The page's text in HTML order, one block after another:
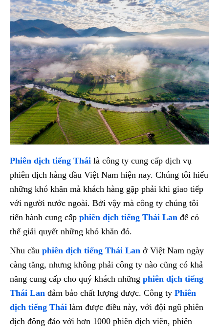
Phiên dịch tiếng Thái là công ty cung cấp dịch vụ
phiên dịch hàng đầu Việt Nam hiện nay. Chúng tôi hiểu
những khó khăn mà khách hàng gặp phải khi giao tiếp
với người nước ngoài. Bởi vậy mà công ty chúng tôi
tiến hành cung cấp phiên dịch tiếng Thái Lan để có
thể giải quyết những khó khăn đó.
Nhu cầu phiên dịch tiếng Thái Lan ở Việt Nam ngày
càng tăng, nhưng không phải công ty nào cũng có khả
năng cung cấp cho quý khách những phiên dịch tiếng
Thái Lan đảm bảo chất lượng được. Công ty Phiên
dịch tiếng Thái làm được điều này, với đội ngũ phiên
dịch đông đảo với hơn 1000 phiên dịch viên, phiên